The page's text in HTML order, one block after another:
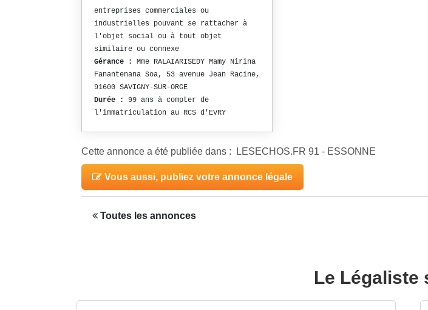
entreprises commerciales ou
industrielles pouvant se rattacher à
l'objet social ou à tout objet
similaire ou connexe
Gérance :
Mme RALAIARISEDY Mamy Nirina
Fanantenana Soa, 53 avenue Jean Racine,
91600 SAVIGNY-SUR-ORGE
Durée :
99 ans à compter de
l'immatriculation au RCS d'EVRY
Cette annonce a été publiée dans : LESECHOS.FR 91 - ESSONNE
Vous aussi, publiez votre annonce légale
Toutes les annonces
Le Légaliste